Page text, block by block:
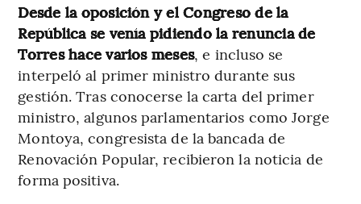
Desde la oposición y el Congreso de la
República se venía pidiendo la renuncia de
Torres hace varios meses, e incluso se
interpeló al primer ministro durante sus
gestión. Tras conocerse la carta del primer
ministro, algunos parlamentarios como Jorge
Montoya, congresista de la bancada de
Renovación Popular, recibieron la noticia de
forma positiva.